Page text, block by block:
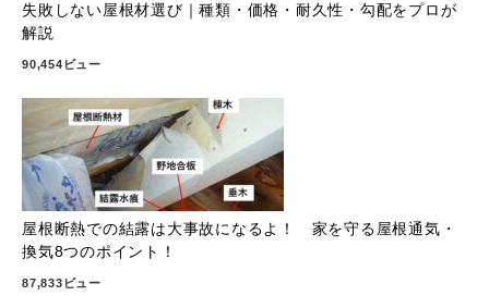
失敗しない屋根材選び｜種類・価格・耐久性・勾配をプロが
解説
90,454ビュー
屋根断熱での結露は大事故になるよ！ 家を守る屋根通気・
換気8つのポイント！
87,833ビュー